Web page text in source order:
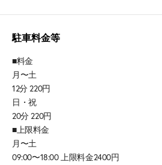
駐車料金等
■料金
月〜土
12分 220円
日・祝
20分 220円
■上限料金
月〜土
09:00〜18:00 上限料金2400円